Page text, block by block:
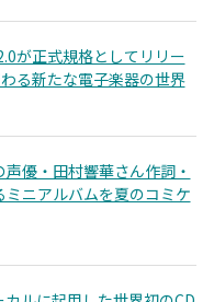
が正式規格としてリリー
る新たな電子楽器の世界
優・田村響華さん作詞・
ミニアルバムを夏のコミケ